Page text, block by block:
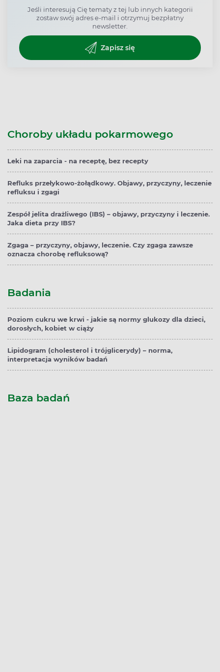
Jeśli interesują Cię tematy z tej lub innych kategorii
zostaw swój adres e-mail i otrzymuj bezpłatny
newsletter.
Zapisz się
Choroby układu pokarmowego
Leki na zaparcia - na receptę, bez recepty
Refluks przełykowo-żołądkowy. Objawy, przyczyny, leczenie
refluksu i zgagi
Zespół jelita drażliwego (IBS) – objawy, przyczyny i leczenie.
Jaka dieta przy IBS?
Zgaga – przyczyny, objawy, leczenie. Czy zgaga zawsze
oznacza chorobę refluksową?
Badania
Poziom cukru we krwi - jakie są normy glukozy dla dzieci,
dorosłych, kobiet w ciąży
Lipidogram (cholesterol i trójglicerydy) – norma,
interpretacja wyników badań
Baza badań